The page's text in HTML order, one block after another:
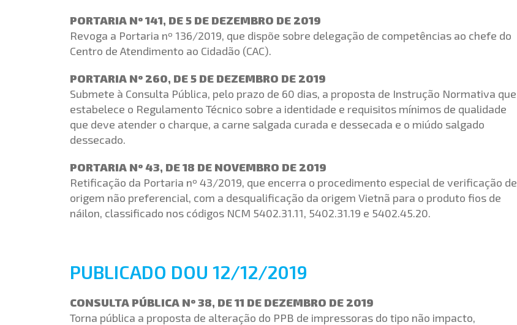
PORTARIA Nº 141, DE 5 DE DEZEMBRO DE 2019
Revoga a Portaria nº 136/2019, que dispõe sobre delegação de competências ao chefe do
Centro de Atendimento ao Cidadão (CAC).
PORTARIA Nº 260, DE 5 DE DEZEMBRO DE 2019
Submete à Consulta Pública, pelo prazo de 60 dias, a proposta de Instrução Normativa que
estabelece o Regulamento Técnico sobre a identidade e requisitos mínimos de qualidade
que deve atender o charque, a carne salgada curada e dessecada e o miúdo salgado
dessecado.
PORTARIA Nº 43, DE 18 DE NOVEMBRO DE 2019
Retificação da Portaria nº 43/2019, que encerra o procedimento especial de verificação de
origem não preferencial, com a desqualificação da origem Vietnã para o produto fios de
náilon, classificado nos códigos NCM 5402.31.11, 5402.31.19 e 5402.45.20.
PUBLICADO DOU 12/12/2019
CONSULTA PÚBLICA Nº 38, DE 11 DE DEZEMBRO DE 2019
Torna pública a proposta de alteração do PPB de impressoras do tipo não impacto,